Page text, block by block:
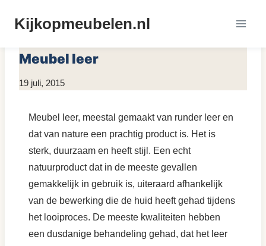
naarKijkopmeubelen.nl
Meubel leer
Door
19 juli, 2015
Meubel leer, meestal gemaakt van runder leer en
dat van nature een prachtig product is. Het is
sterk, duurzaam en heeft stijl. Een echt
natuurproduct dat in de meeste gevallen
gemakkelijk in gebruik is, uiteraard afhankelijk
van de bewerking die de huid heeft gehad tijdens
het looiproces. De meeste kwaliteiten hebben
een dusdanige behandeling gehad, dat het leer